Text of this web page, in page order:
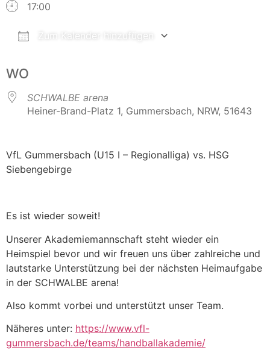
17:00
Zum Kalender hinzufügen
WO
SCHWALBE arena
Heiner-Brand-Platz 1, Gummersbach, NRW, 51643
VfL Gummersbach (U15 I – Regionalliga) vs. HSG
Siebengebirge
Es ist wieder soweit!
Unserer Akademiemannschaft steht wieder ein
Heimspiel bevor und wir freuen uns über zahlreiche und
lautstarke Unterstützung bei der nächsten Heimaufgabe
in der SCHWALBE arena!
Also kommt vorbei und unterstützt unser Team.
Näheres unter: https://www.vfl-
gummersbach.de/teams/handballakademie/